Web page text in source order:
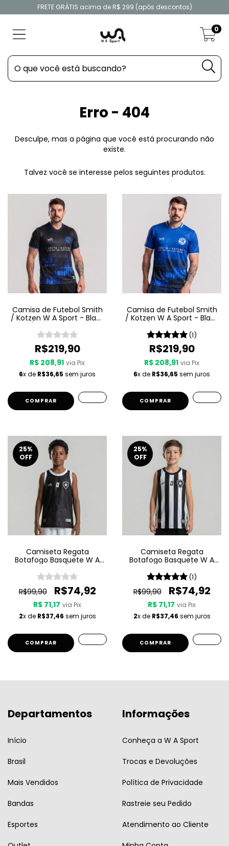
FRETE GRÁTIS acima de R$ 299 (após descontos)
0
Erro - 404
Desculpe, mas a página que você está procurando não
existe.
Talvez você se interesse pelos seguintes produtos.
Camisa de Futebol Smith
/ Kotzen W A Sport - Black
R$219,90
R$ 208,91 via Pix
6x de R$36,65 sem juros
COMPRAR
Camisa de Futebol Smith
/ Kotzen W A Sport - Black
(1)
R$219,90
R$ 208,91 via Pix
6x de R$36,65 sem juros
COMPRAR
25%
OFF
Camiseta Regata
Botafogo Basquete W A
- Infantil
R$99,90
R$74,92
R$ 71,17 via Pix
2x de R$37,46 sem juros
COMPRAR
25%
OFF
Camiseta Regata
Botafogo Basquete W A
Listrada - Infantil
(1)
R$99,90 R$74,92
R$ 71,17 via Pix
2x de R$37,46 sem juros
COMPRAR
Departamentos
Início
Brasil
Mais Vendidos
Bandas
Esportes
Informações
Conheça a W A Sport
Trocas e Devoluções
Política de Privacidade
Rastreie seu Pedido
Atendimento ao Cliente